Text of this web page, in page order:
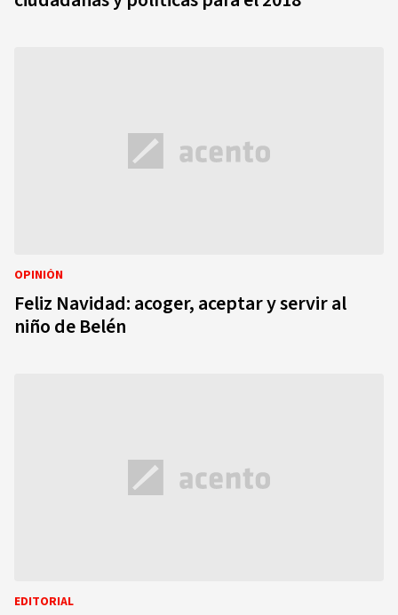
OPINIÓN
Feliz Navidad: acoger, aceptar y servir al
niño de Belén
EDITORIAL